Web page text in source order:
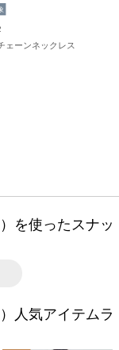
ェーンネックレス
を使ったスナッ
人気アイテムラ